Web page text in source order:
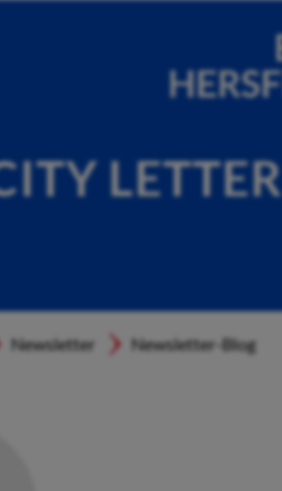
LETTER
Newsletter Newsletter-Blog